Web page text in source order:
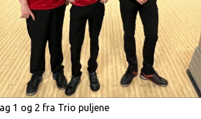
1 og 2 fra Trio puljene